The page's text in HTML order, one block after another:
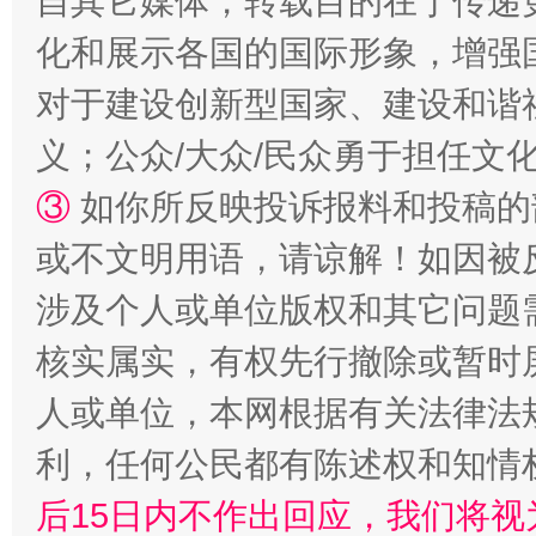
完善运行机制助力责任有效落实 一纸欠
化和展示各国的国际形象，增
对于建设创新型国家、建设和
义；公众/大众/民众勇于担任文
③ 如你所反映投诉报料和投稿
或不文明用语，请谅解！如因
涉及个人或单位版权和其它问题
核实属实，有权先行撤除或暂
人或单位，本网根据有关法律
利，任何公民都有陈述权和知情
后15日内不作出回应，我们将